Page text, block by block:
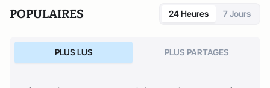
POPULAIRES 24 Heures 7 Jours
PLUS LUS PLUS PARTAGES